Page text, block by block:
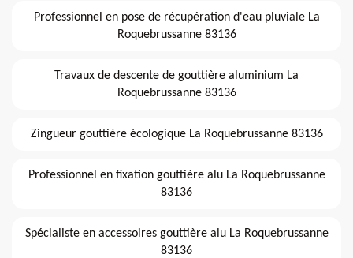
Professionnel en pose de récupération d'eau pluviale La
Roquebrussanne 83136
Travaux de descente de gouttière aluminium La
Roquebrussanne 83136
Zingueur gouttière écologique La Roquebrussanne 83136
Professionnel en fixation gouttière alu La Roquebrussanne
83136
Spécialiste en accessoires gouttière alu La Roquebrussanne
83136